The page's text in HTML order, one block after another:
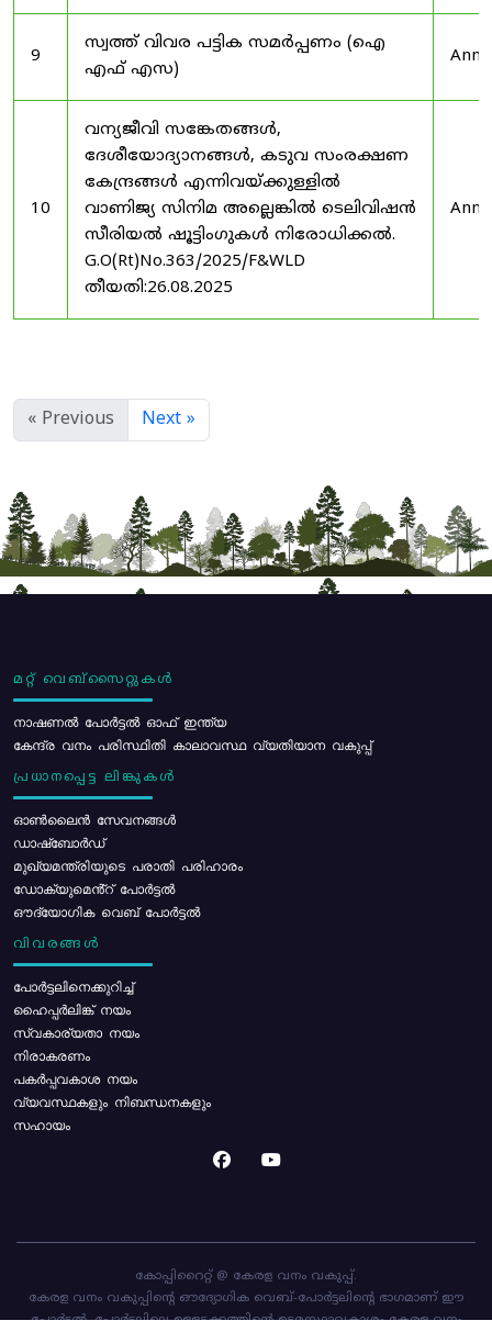
9
സ്വത്ത് വിവര പട്ടിക സമർപ്പണം (ഐ
എഫ് എസ)
10
വന്യജീവി സങ്കേതങ്ങൾ,
ദേശീയോദ്യാനങ്ങൾ, കടുവ സംരക്ഷണ
കേന്ദ്രങ്ങൾ എന്നിവയ്ക്കുള്ളിൽ
വാണിജ്യ സിനിമ അല്ലെങ്കിൽ ടെലിവിഷൻ
സീരിയൽ ഷൂട്ടിംഗുകൾ നിരോധിക്കൽ.
G.O(Rt)No.363/2025/F&WLD
തീയതി:26.08.2025
« Previous Next »
മറ്റ് വെബ്സൈറ്റുകൾ
നാഷണൽ പോർട്ടൽ ഓഫ് ഇന്ത്യ
കേന്ദ്ര വനം പരിസ്ഥിതി കാലാവസ്ഥ വ്യതിയാന വകുപ്പ്
പ്രധാനപ്പെട്ട ലിങ്കുകൾ
ഓൺലൈൻ സേവനങ്ങൾ
ഡാഷ്ബോർഡ്
മുഖ്യമന്ത്രിയുടെ പരാതി പരിഹാരം
ഡോക്യുമെൻ്റ് പോർട്ടൽ
ഔദ്യോഗിക വെബ് പോർട്ടൽ
വിവരങ്ങൾ
പോര്‍ട്ടലിനെക്കുറിച്ച്
ഹൈപ്പർലിങ്ക് നയം
സ്വകാര്യതാ നയം
നിരാകരണം
പകർപ്പവകാശ നയം
വ്യവസ്ഥകളും നിബന്ധനകളും
സഹായം
കോപ്പിറൈറ്റ് @ കേരള വനം വകുപ്പ്.
കേരള വനം വകുപ്പിന്റെ ഔദ്യോഗിക വെബ്-പോർട്ടലിന്റെ ഭാഗമാണ് ഈ
പോർട്ടൽ. പോർട്ടലിലെ ഉള്ളടക്കത്തിന്റെ ഉടമസ്ഥാവകാശം കേരള വനം